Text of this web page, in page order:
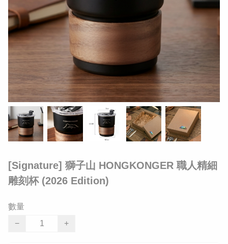
[Signature] 獅子山 HONGKONGER 職人精細
雕刻杯 (2026 Edition)
數量
−
+